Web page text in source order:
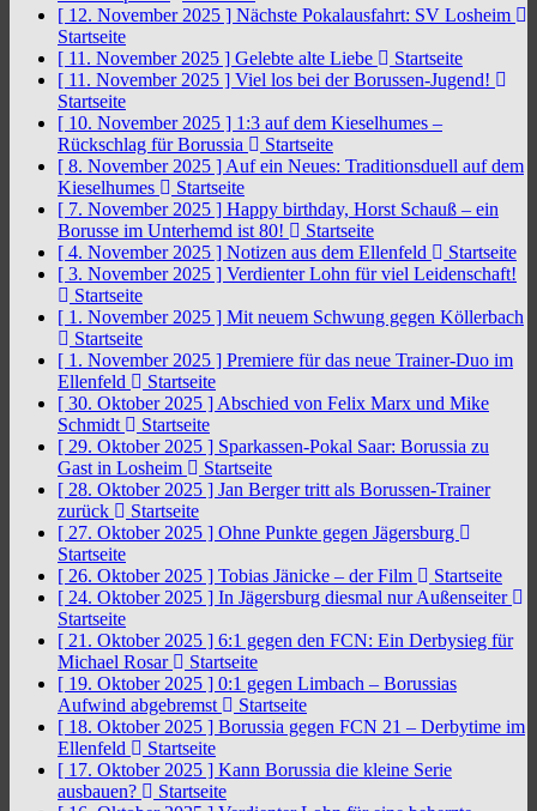
[ 12. November 2025 ] Nächste Pokalausfahrt: SV Losheim
Startseite
[ 11. November 2025 ] Gelebte alte Liebe
Startseite
[ 11. November 2025 ] Viel los bei der Borussen-Jugend!
Startseite
[ 10. November 2025 ] 1:3 auf dem Kieselhumes –
Rückschlag für Borussia
Startseite
[ 8. November 2025 ] Auf ein Neues: Traditionsduell auf dem
Kieselhumes
Startseite
[ 7. November 2025 ] Happy birthday, Horst Schauß – ein
Borusse im Unterhemd ist 80!
Startseite
[ 4. November 2025 ] Notizen aus dem Ellenfeld
Startseite
[ 3. November 2025 ] Verdienter Lohn für viel Leidenschaft!
Startseite
[ 1. November 2025 ] Mit neuem Schwung gegen Köllerbach
Startseite
[ 1. November 2025 ] Premiere für das neue Trainer-Duo im
Ellenfeld
Startseite
[ 30. Oktober 2025 ] Abschied von Felix Marx und Mike
Schmidt
Startseite
[ 29. Oktober 2025 ] Sparkassen-Pokal Saar: Borussia zu
Gast in Losheim
Startseite
[ 28. Oktober 2025 ] Jan Berger tritt als Borussen-Trainer
zurück
Startseite
[ 27. Oktober 2025 ] Ohne Punkte gegen Jägersburg
Startseite
[ 26. Oktober 2025 ] Tobias Jänicke – der Film
Startseite
[ 24. Oktober 2025 ] In Jägersburg diesmal nur Außenseiter
Startseite
[ 21. Oktober 2025 ] 6:1 gegen den FCN: Ein Derbysieg für
Michael Rosar
Startseite
[ 19. Oktober 2025 ] 0:1 gegen Limbach – Borussias
Aufwind abgebremst
Startseite
[ 18. Oktober 2025 ] Borussia gegen FCN 21 – Derbytime im
Ellenfeld
Startseite
[ 17. Oktober 2025 ] Kann Borussia die kleine Serie
ausbauen?
Startseite